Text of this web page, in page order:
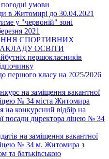
умови
в Житомирі до 30.04.2021
у "червоній" зоні
2021
СПОРТИВНИХ
ОСВІТИ
першокласників
першого класу на 2025/2026
на заміщення вакантної
№ 34 міста Житомира
на конкурсний відбір на
посади директора ліцею № 34
на заміщення вакантної
№ 34 м. Житомира з
та батьківською